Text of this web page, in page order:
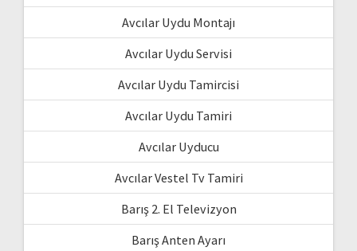
Avcılar Uydu Montajı
Avcılar Uydu Servisi
Avcılar Uydu Tamircisi
Avcılar Uydu Tamiri
Avcılar Uyducu
Avcılar Vestel Tv Tamiri
Barış 2. El Televizyon
Barış Anten Ayarı